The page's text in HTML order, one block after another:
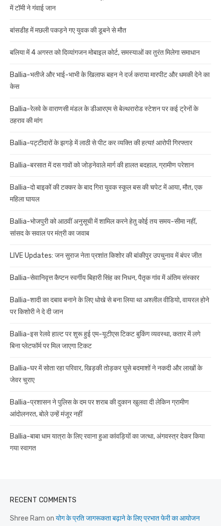
में टॉमी ने गंवाई जान
बांसडीह में मछली पकड़ने गए युवक की डूबने से मौत
बलिया में 4 अगस्त को दिव्यांगजन मोबाइल कोर्ट, समस्याओं का तुरंत मिलेगा समाधान
Ballia-भतीजे और भाई-भाभी के खिलाफ बहन ने दर्ज कराया मारपीट और धमकी देने का
केस
Ballia-रेलवे के वाराणसी मंडल के डीआरएम से बेल्थरारोड स्टेशन पर कई ट्रेनों के
ठहराव की मांग
Ballia-पट्टीदारों के झगड़े में लाठी से पीट कर व्यक्ति की हत्या! आरोपी गिरफ्तार
Ballia-बरसात में दस गावों को जोड़नेवाले मार्ग की हालत बदहाल, ग्रामीण परेशान
Ballia-दो बाइकों की टक्कर के बाद गिरा युवक स्कूल बस की चपेट में आया, मौत, एक
महिला घायल
Ballia-भोजपुरी को आठवीं अनुसूची में शामिल करने हेतु कोई तय समय-सीमा नहीं,
सांसद के सवाल पर मंत्री का जवाब
LIVE Updates: जन सुराज नेता प्रशांत किशोर की बांकीपुर उपचुनाव में बंपर जीत
Ballia-सेवानिवृत्त कैप्टन स्वर्गीय बिहारी सिंह का निधन, पैतृक गांव में अंतिम संस्कार
Ballia-शादी का दबाव बनाने के लिए धोखे से बना लिया था अश्लील वीडियो, वायरल होने
पर किशोरी ने दे दी जान
Ballia-इस रेलवे हाल्ट पर शुरू हुई एम-यूटीएस टिकट बुकिंग व्यवस्था, कतार में लगे
बिना प्लेटफॉर्म पर मिल जाएगा टिकट
Ballia-घर में सोता रहा परिवार, खिड़की तोड़कर घुसे बदमाशों ने नकदी और लाखों के
जेवर चुराए
Ballia-प्रशासन ने पुलिस के दम पर शराब की दुकान खुलवा दी लेकिन ग्रामीण
आंदोलनरत, बोले उन्हें मंजूर नहीं
Ballia-बाबा धाम यात्रा के लिए रवाना हुआ कांवड़ियों का जत्था, अंगवस्त्र देकर किया
गया स्वागत
RECENT COMMENTS
Shree Ram on योग के प्रति जागरूकता बढ़ाने के लिए प्रभात फेरी का आयोजन